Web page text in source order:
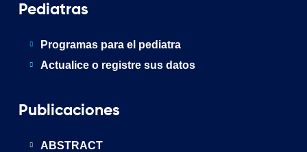
Pediatras
Programas para el pediatra
Actualice o registre sus datos
Publicaciones
ABSTRACT